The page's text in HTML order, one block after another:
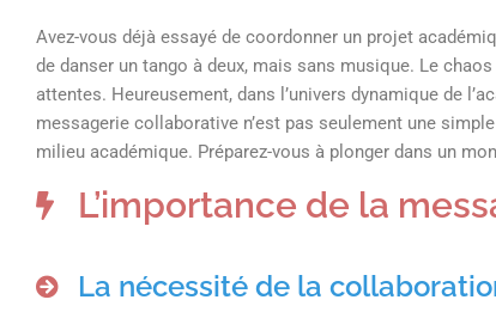
Avez-vous déjà essayé de coordonner un projet
de danser un tango à deux, mais sans musique. Le
attentes. Heureusement, dans l’univers dynamique de
messagerie collaborative n’est pas seulement une
milieu académique. Préparez-vous à plonger dans un
L’importance de la
La nécessité de la